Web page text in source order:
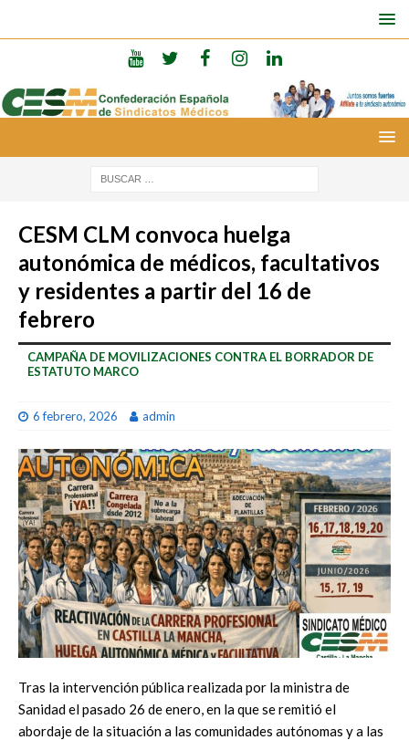
CESM CLM convoca huelga
autonómica de médicos, facultativos
y residentes a partir del 16 de
febrero
CAMPAÑA DE MOVILIZACIONES CONTRA EL BORRADOR DE
ESTATUTO MARCO
6 febrero, 2026 admin
Tras la intervención pública realizada por la ministra de
Sanidad el pasado 26 de enero, en la que se remitió el
abordaje de la situación a las comunidades autónomas y a las